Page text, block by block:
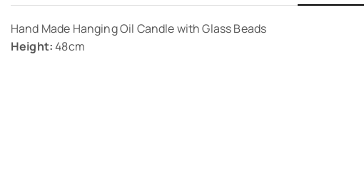
Hand Made Hanging Oil Candle with Glass Beads
Height:48cm